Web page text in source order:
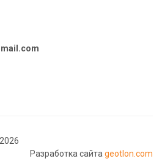
Разработка сайта geotlon.com